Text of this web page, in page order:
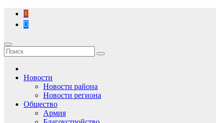
Перейти
содержимому
Новости
Новости района
Новости региона
Общество
Армия